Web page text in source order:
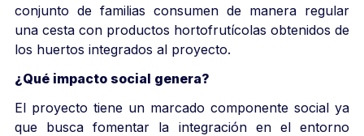
conjunto de familias consumen de manera regular
una cesta con productos hortofrutícolas obtenidos de
los huertos integrados al proyecto.
¿Qué impacto social genera?
El proyecto tiene un marcado componente social ya
que busca fomentar la integración en el entorno